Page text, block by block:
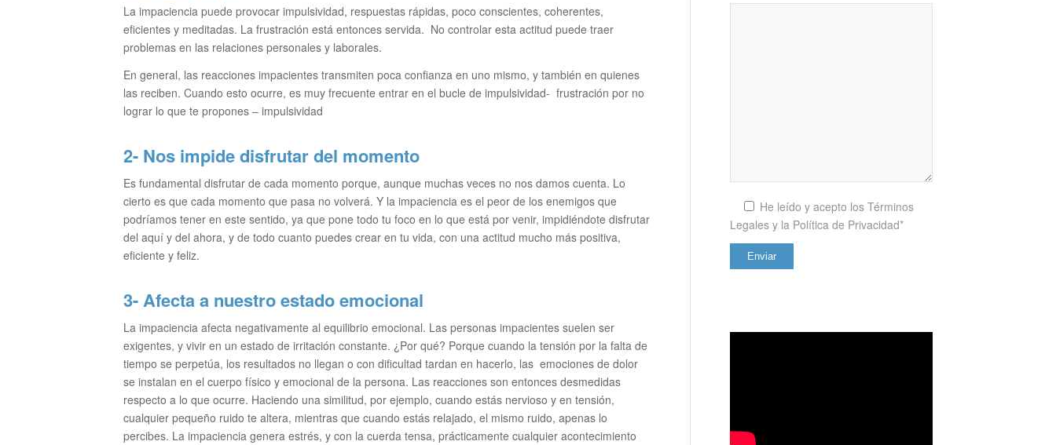
La impaciencia puede provocar impulsividad, respuestas rápidas, poco conscientes, coherentes,
eficientes y meditadas. La frustración está entonces servida. No controlar esta actitud puede traer
problemas en las relaciones personales y laborales.
En general, las reacciones impacientes transmiten poca confianza en uno mismo, y también en quienes
las reciben. Cuando esto ocurre, es muy frecuente entrar en el bucle de impulsividad- frustración por no
lograr lo que te propones – impulsividad
2- Nos impide disfrutar del momento
Es fundamental disfrutar de cada momento porque, aunque muchas veces no nos damos cuenta. Lo
cierto es que cada momento que pasa no volverá. Y la impaciencia es el peor de los enemigos que
podríamos tener en este sentido, ya que pone todo tu foco en lo que está por venir, impidiéndote disfrutar
del aquí y del ahora, y de todo cuanto puedes crear en tu vida, con una actitud mucho más positiva,
eficiente y feliz.
3- Afecta a nuestro estado emocional
La impaciencia afecta negativamente al equilibrio emocional. Las personas impacientes suelen ser
exigentes, y vivir en un estado de irritación constante. ¿Por qué? Porque cuando la tensión por la falta de
tiempo se perpetúa, los resultados no llegan o con dificultad tardan en hacerlo, las emociones de dolor
se instalan en el cuerpo físico y emocional de la persona. Las reacciones son entonces desmedidas
respecto a lo que ocurre. Haciendo una similitud, por ejemplo, cuando estás nervioso y en tensión,
cualquier pequeño ruido te altera, mientras que cuando estás relajado, el mismo ruido, apenas lo
percibes. La impaciencia genera estrés, y con la cuerda tensa, prácticamente cualquier acontecimiento
He leído y acepto los Términos
Legales y la Política de Privacidad*